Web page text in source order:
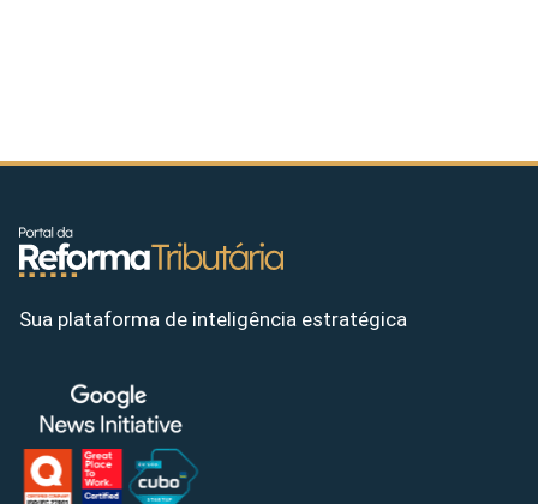
Sua plataforma de inteligência estratégica